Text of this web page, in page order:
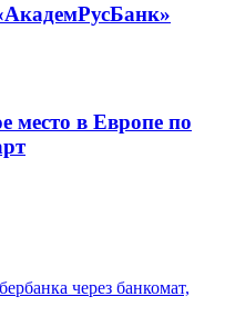
место в Европе по